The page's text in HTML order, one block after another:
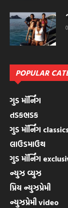
POPULAR
ગુડ મૉર્નિંગ
તડકભડક
ગુડ મૉર્નિંગ
લાઉડમાઉથ
ગુડ મૉર્નિંગ
ન્યુઝ વ્યુઝ
પ્રિય ન્યુઝપ્રેમી
ન્યુઝપ્રેમી video